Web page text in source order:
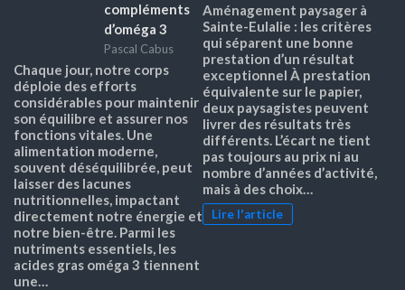
compléments
d’oméga 3
Pascal Cabus
Chaque jour, notre corps
déploie des efforts
considérables pour maintenir
son équilibre et assurer nos
fonctions vitales. Une
alimentation moderne,
souvent déséquilibrée, peut
laisser des lacunes
nutritionnelles, impactant
directement notre énergie et
notre bien-être. Parmi les
nutriments essentiels, les
acides gras oméga 3 tiennent
une…
Aménagement paysager à
Sainte-Eulalie : les critères
qui séparent une bonne
prestation d’un résultat
exceptionnel À prestation
équivalente sur le papier,
deux paysagistes peuvent
livrer des résultats très
différents. L’écart ne tient
pas toujours au prix ni au
nombre d’années d’activité,
mais à des choix…
Lire l'article